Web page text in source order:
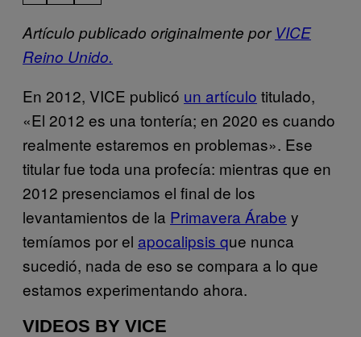
Artículo publicado originalmente porVICE
Reino Unido.
En 2012, VICE publicó un artículo titulado,
«El 2012 es una tontería; en 2020 es cuando
realmente estaremos en problemas». Ese
titular fue toda una profecía: mientras que en
2012 presenciamos el final de los
levantamientos de la Primavera Árabe y
temíamos por el apocalipsis que nunca
sucedió, nada de eso se compara a lo que
estamos experimentando ahora.
VIDEOS BY VICE